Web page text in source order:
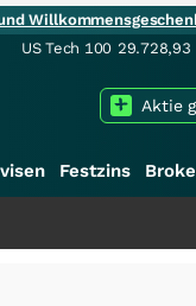
US Tech 100 29.728,93
Aktie
Festzins